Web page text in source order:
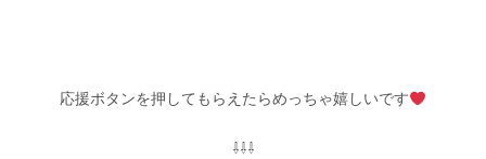
応援ボタンを押してもらえたらめっちゃ嬉しいです
⇩⇩⇩